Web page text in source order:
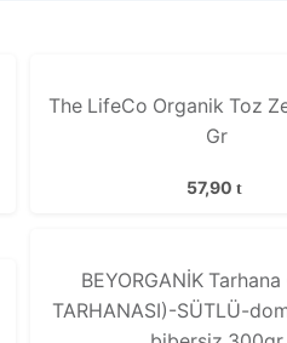
The LifeCo Organik Toz
Gr
57,90
BEYORGANİK Tarhana
TARHANASI)-SÜTLÜ-